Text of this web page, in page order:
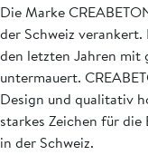
Die Marke
der Schweiz
den letzten Jahren mit
untermauert.
Design und qualitativ
starkes Zeichen für
in der Schweiz.